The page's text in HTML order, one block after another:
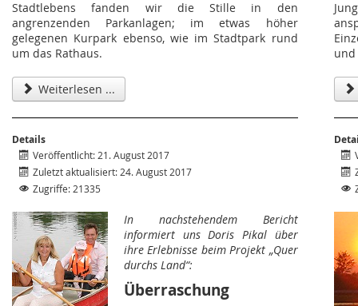
Stadtlebens fanden wir die Stille in den
angrenzenden Parkanlagen; im etwas höher
gelegenen Kurpark ebenso, wie im Stadtpark rund
um das Rathaus.
Weiterlesen ...
Details
Veröffentlicht: 21. August 2017
Zuletzt aktualisiert: 24. August 2017
Zugriffe: 21335
In nachstehendem Bericht
informiert uns Doris Pikal über
ihre Erlebnisse beim Projekt „Quer
durchs Land“:
Überraschung